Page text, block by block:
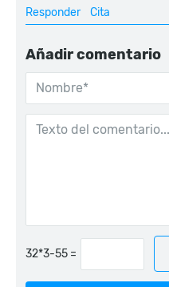
Responder
Cita
Añadir comentario
=